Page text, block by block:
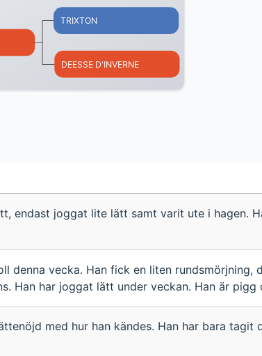
TRIXTON
DEESSE D'INVERNE
endast joggat lite lätt samt varit ute i hagen.
denna vecka. Han fick en liten rundsmörjning,
Han har joggat lätt under veckan. Han är pigg
med hur han kändes. Han har bara